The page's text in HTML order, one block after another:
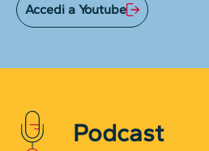
Accedi a Youtube
Podcast